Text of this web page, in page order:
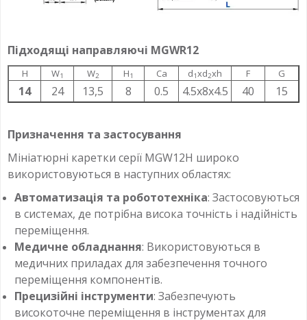
Підходящі направляючі MGWR12
H W1 W2 H1 Ca d1xd2xh F G
14 24 13,5 8 0.5 4.5x8x4.5 40 15
Призначення та застосування
Мініатюрні каретки серії MGW12H широко
використовуються в наступних областях:
Автоматизація та робототехніка: Застосовуються
в системах, де потрібна висока точність і надійність
переміщення.
Медичне обладнання: Використовуються в
медичних приладах для забезпечення точного
переміщення компонентів.
Прецизійні інструменти: Забезпечують
високоточне переміщення в інструментах для